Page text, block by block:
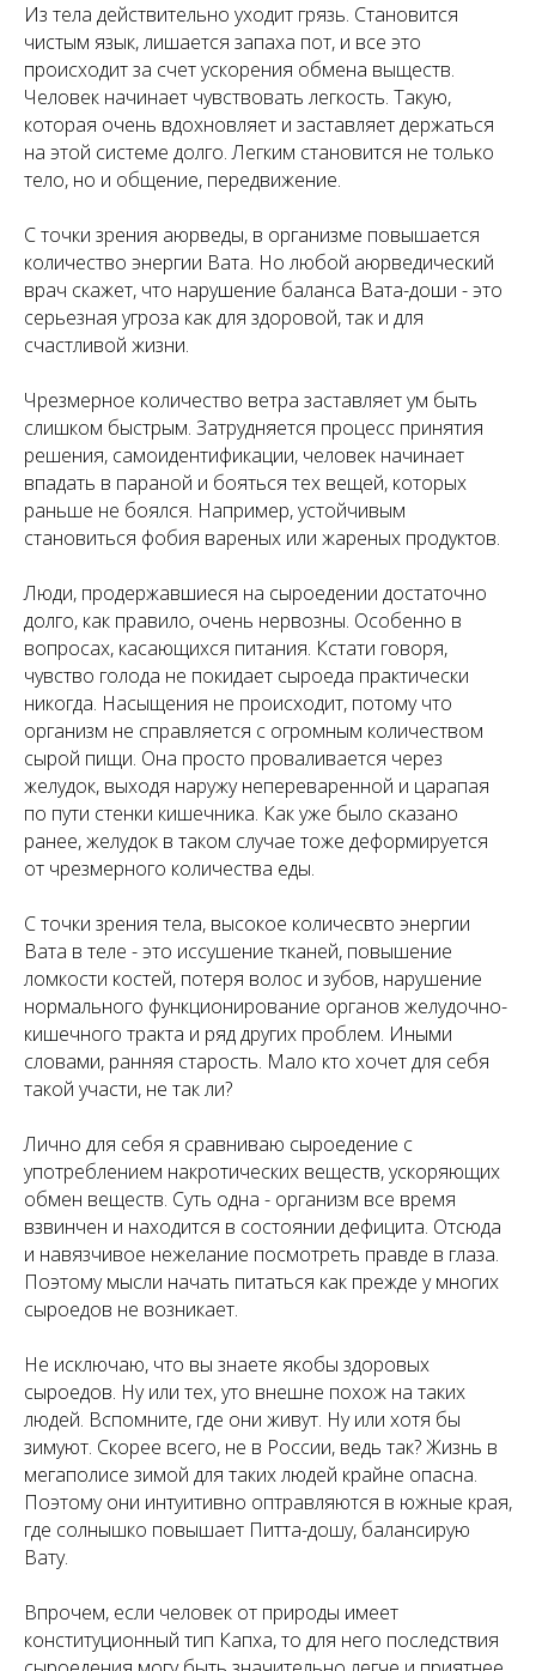
Из тела действительно уходит грязь. Становится
чистым язык, лишается запаха пот, и все это
происходит за счет ускорения обмена выществ.
Человек начинает чувствовать легкость. Такую,
которая очень вдохновляет и заставляет держаться
на этой системе долго. Легким становится не только
тело, но и общение, передвижение.
С точки зрения аюрведы, в организме повышается
количество энергии Вата. Но любой аюрведический
врач скажет, что нарушение баланса Вата-доши - это
серьезная угроза как для здоровой, так и для
счастливой жизни.
Чрезмерное количество ветра заставляет ум быть
слишком быстрым. Затрудняется процесс принятия
решения, самоидентификации, человек начинает
впадать в параной и бояться тех вещей, которых
раньше не боялся. Например, устойчивым
становиться фобия вареных или жареных продуктов.
Люди, продержавшиеся на сыроедении достаточно
долго, как правило, очень нервозны. Особенно в
вопросах, касающихся питания. Кстати говоря,
чувство голода не покидает сыроеда практически
никогда. Насыщения не происходит, потому что
организм не справляется с огромным количеством
сырой пищи. Она просто проваливается через
желудок, выходя наружу непереваренной и царапая
по пути стенки кишечника. Как уже было сказано
ранее, желудок в таком случае тоже деформируется
от чрезмерного количества еды.
С точки зрения тела, высокое количесвто энергии
Вата в теле - это иссушение тканей, повышение
ломкости костей, потеря волос и зубов, нарушение
нормального функционирование органов желудочно-
кишечного тракта и ряд других проблем. Иными
словами, ранняя старость. Мало кто хочет для себя
такой участи, не так ли?
Лично для себя я сравниваю сыроедение с
употреблением накротических веществ, ускоряющих
обмен веществ. Суть одна - организм все время
взвинчен и находится в состоянии дефицита. Отсюда
и навязчивое нежелание посмотреть правде в глаза.
Поэтому мысли начать питаться как прежде у многих
сыроедов не возникает.
Не исключаю, что вы знаете якобы здоровых
сыроедов. Ну или тех, уто внешне похож на таких
людей. Вспомните, где они живут. Ну или хотя бы
зимуют. Скорее всего, не в России, ведь так? Жизнь в
мегаполисе зимой для таких людей крайне опасна.
Поэтому они интуитивно оптравляются в южные края,
где солнышко повышает Питта-дошу, балансирую
Вату.
Впрочем, если человек от природы имеет
конституционный тип Капха, то для него последствия